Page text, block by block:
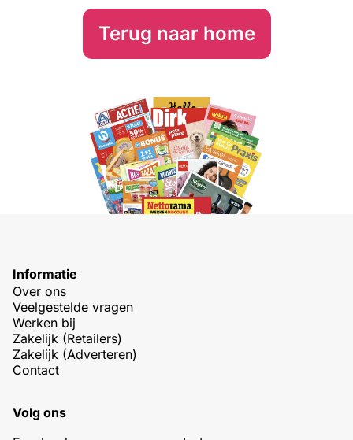
Terug naar home
Informatie
Over ons
Veelgestelde vragen
Werken bij
Zakelijk (Retailers)
Zakelijk (Adverteren)
Contact
Volg ons